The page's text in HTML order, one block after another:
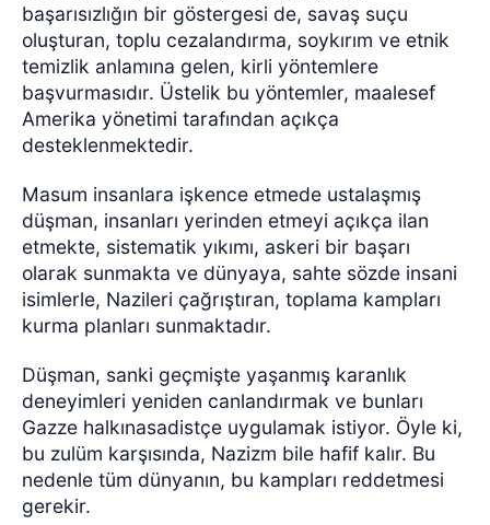
başarısızlığın bir göstergesi de, savaş suçu
oluşturan, toplu cezalandırma, soykırım ve etnik
temizlik anlamına gelen, kirli yöntemlere
başvurmasıdır. Üstelik bu yöntemler, maalesef
Amerika yönetimi tarafından açıkça
desteklenmektedir.
Masum insanlara işkence etmede ustalaşmış
düşman, insanları yerinden etmeyi açıkça ilan
etmekte, sistematik yıkımı, askeri bir başarı
olarak sunmakta ve dünyaya, sahte sözde insani
isimlerle, Nazileri çağrıştıran, toplama kampları
kurma planları sunmaktadır.
Düşman, sanki geçmişte yaşanmış karanlık
deneyimleri yeniden canlandırmak ve bunları
Gazze halkınasadistçe uygulamak istiyor. Öyle ki,
bu zulüm karşısında, Nazizm bile hafif kalır. Bu
nedenle tüm dünyanın, bu kampları reddetmesi
gerekir.